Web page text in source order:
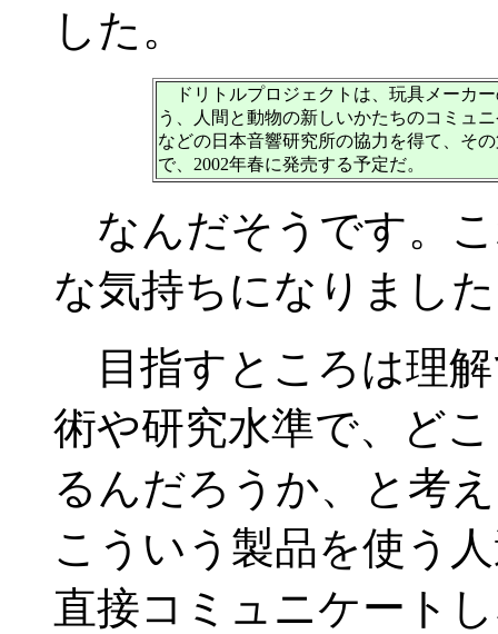
した。
ドリトルプロジェクトは、玩具メーカ
う、人間と動物の新しいかたちのコミュ
などの日本音響研究所の協力を得て、そ
で、2002年春に発売する予定だ。
なんだそうです。
な気持ちになりまし
目指すところは理
術や研究水準で、ど
るんだろうか、と考
こういう製品を使う
直接コミュニケート